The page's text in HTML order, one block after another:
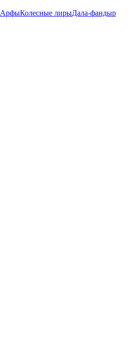
АрфыКолесные лирыДала-фандыр